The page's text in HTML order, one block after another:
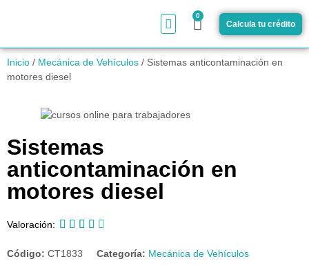
0
Calcula tu crédito
Inicio / Mecánica de Vehículos / Sistemas anticontaminación en
motores diesel
Sistemas
anticontaminación en
motores diesel
Valoración:     
Código: CT1833 Categoría: Mecánica de Vehículos